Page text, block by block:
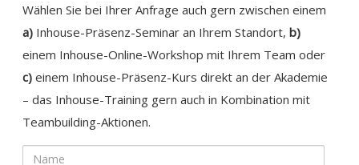
Wählen Sie bei Ihrer Anfrage auch gern zwischen einem
a) Inhouse-Präsenz-Seminar an Ihrem Standort, b)
einem Inhouse-Online-Workshop mit Ihrem Team oder
c) einem Inhouse-Präsenz-Kurs direkt an der Akademie
– das Inhouse-Training gern auch in Kombination mit
Teambuilding-Aktionen.
Name